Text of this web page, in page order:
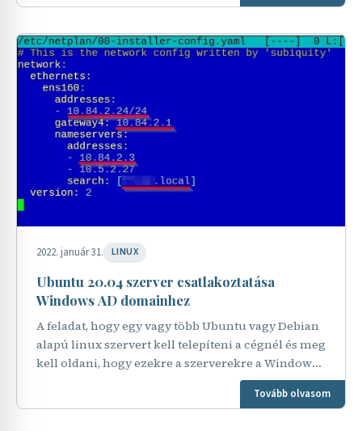
2022. január 31. LINUX
Ubuntu 20.04 szerver csatlakoztatása
Windows AD domainhez
A feladat, hogy egy vagy több Ubuntu vagy Debian
alapú linux szervert kell telepíteni a cégnél és meg
kell oldani, hogy ezekre a szerverekre a Windows
active directlyban felvett admin fiókokkal…
Tovább olvasom